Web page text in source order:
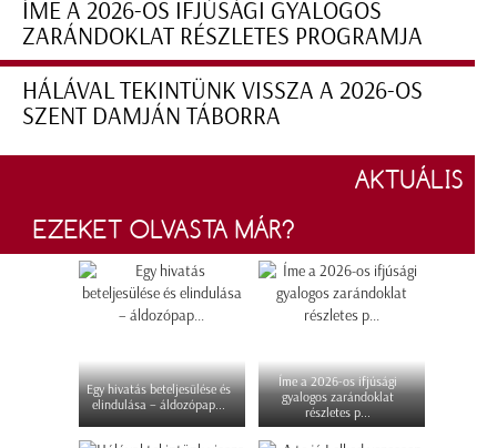
ÍME A 2026-OS IFJÚSÁGI GYALOGOS
ZARÁNDOKLAT RÉSZLETES PROGRAMJA
HÁLÁVAL TEKINTÜNK VISSZA A 2026-OS
SZENT DAMJÁN TÁBORRA
AKTUÁLIS
EZEKET OLVASTA MÁR?
Egy hivatás beteljesülése és
elindulása – áldozópap...
Íme a 2026-os ifjúsági
gyalogos zarándoklat
részletes p...